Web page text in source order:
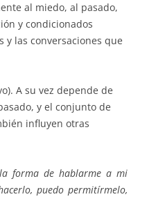
al miedo, al pasado,
y condicionados
las conversaciones que
A su vez depende de
y el conjunto de
influyen otras
forma de hablarme a mi
puedo permitírmelo,